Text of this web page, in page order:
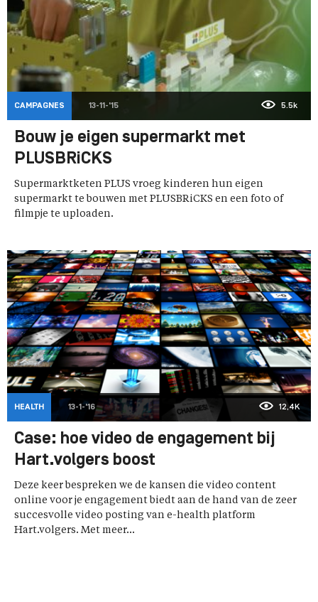
CAMPAGNES 13-11-'15 5.5k
Bouw je eigen supermarkt met
PLUSBRiCKS
Supermarktketen PLUS vroeg kinderen hun eigen
supermarkt te bouwen met PLUSBRiCKS en een foto of
filmpje te uploaden.
HEALTH 13-1-'16 12,4K
Case: hoe video de engagement bij
Hart.volgers boost
Deze keer bespreken we de kansen die video content
online voor je engagement biedt aan de hand van de zeer
succesvolle video posting van e-health platform
Hart.volgers. Met meer...